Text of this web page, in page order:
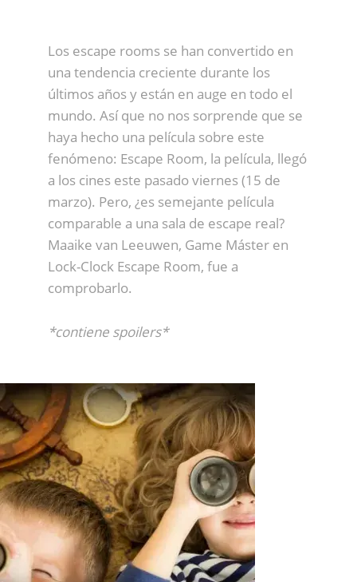
Los escape rooms se han convertido en
una tendencia creciente durante los
últimos años y están en auge en todo el
mundo. Así que no nos sorprende que se
haya hecho una película sobre este
fenómeno: Escape Room, la película, llegó
a los cines este pasado viernes (15 de
marzo). Pero, ¿es semejante película
comparable a una sala de escape real?
Maaike van Leeuwen, Game Máster en
Lock-Clock Escape Room, fue a
comprobarlo.
*contiene spoilers*